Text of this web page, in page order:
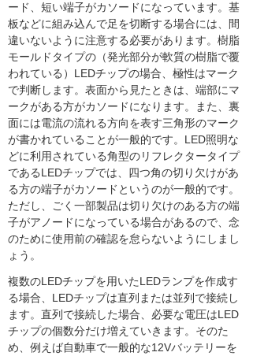
ード、短い端子がカソードになっています。基
板などに組み込んで足を切断する場合には、間
違いないように注意する必要があります。樹脂
モールドタイプの（発光部分が軟質の樹脂で覆
われている）LEDチップの場合、極性はマーク
で判断します。表面から見たときは、端部にマ
ークがある方がカソードになります。また、裏
面には電流の流れる方向を表す三角形のマーク
が書かれていることが一般的です。LED照明な
どに利用されている角型のリフレクタータイプ
であるLEDチップでは、四つ角の切り欠けがあ
る方の端子がカソードというのが一般的です。
ただし、ごく一部製品は切り欠けのある方の端
子がアノードになっている場合があるので、念
のために使用前の確認を怠らないようにしまし
ょう。
複数のLEDチップを用いたLEDランプを作成す
る場合、LEDチップは直列または並列で接続し
ます。直列で接続した場合、必要な電圧はLED
チップの個数分だけ増えていきます。そのた
め、例えば自動車で一般的な12Vバッテリーを